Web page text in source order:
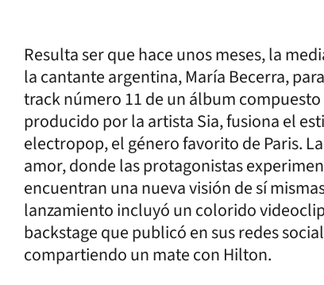
Resulta ser que hace unos meses, la
la cantante argentina, María Becerra,
track número 11 de un álbum
producido por la artista Sia, fusiona el
electropop, el género favorito de Paris.
amor, donde las protagonistas
encuentran una nueva visión de sí
lanzamiento incluyó un colorido
backstage que publicó en sus redes
compartiendo un mate con Hilton.